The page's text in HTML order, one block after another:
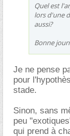
Quel est
lors d'une
aussi?
Bonne
Je ne pense
pour
stade.
Sinon, sans
peu
qui prend à